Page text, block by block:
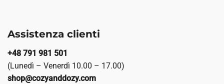
Assistenza clienti
+48 791 981 501
(Lunedì – Venerdì 10.00 – 17.00)
shop@cozyanddozy.com